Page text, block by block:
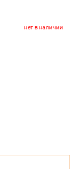
нет в наличии